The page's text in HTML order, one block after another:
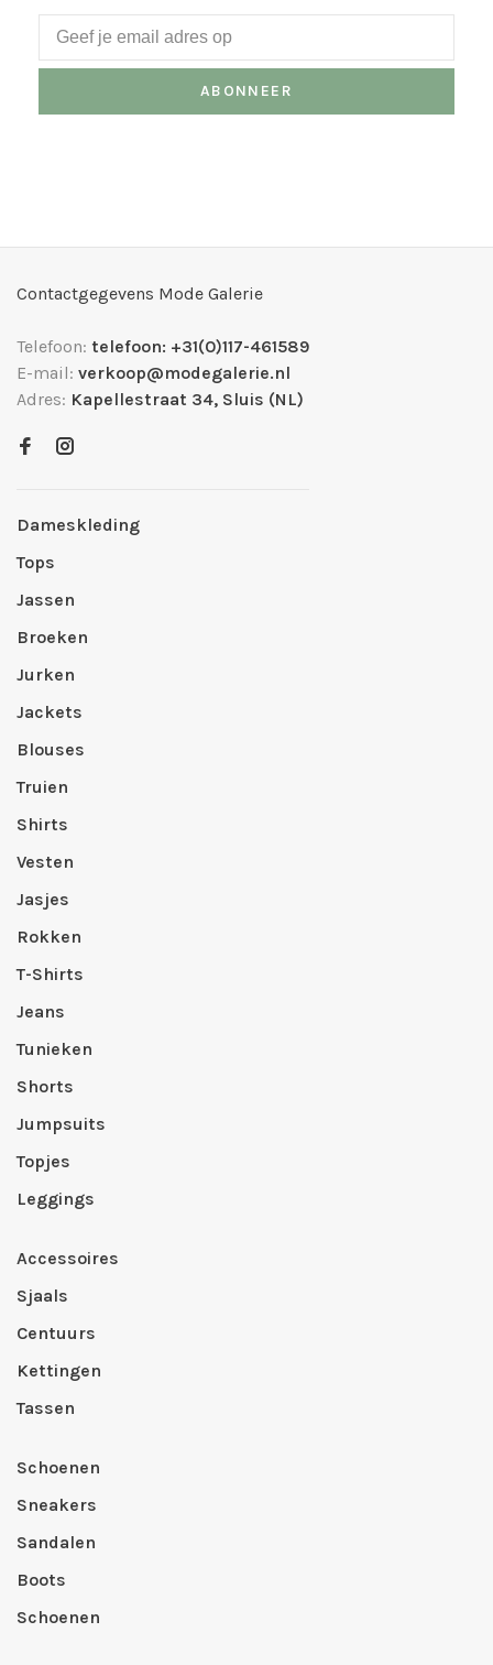
ABONNEER
Contactgegevens Mode Galerie
Telefoon: telefoon: +31(0)117-461589
E-mail: verkoop@modegalerie.nl
Adres: Kapellestraat 34, Sluis (NL)
Dameskleding
Tops
Jassen
Broeken
Jurken
Jackets
Blouses
Truien
Shirts
Vesten
Jasjes
Rokken
T-Shirts
Jeans
Tunieken
Shorts
Jumpsuits
Topjes
Leggings
Accessoires
Sjaals
Centuurs
Kettingen
Tassen
Schoenen
Sneakers
Sandalen
Boots
Schoenen